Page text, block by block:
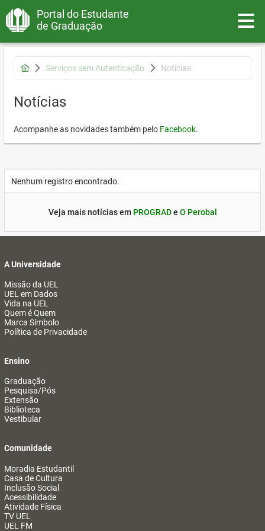
Portal do Estudante
de Graduação
Serviços sem Autenticação Notícias
Notícias
Acompanhe as novidades também pelo Facebook.
Nenhum registro encontrado.
Veja mais notícias em PROGRADe O Perobal
A Universidade
Missão da UEL
UEL em Dados
Vida na UEL
Quem é Quem
Marca Símbolo
Política de Privacidade
Ensino
Graduação
Pesquisa/Pós
Extensão
Biblioteca
Vestibular
Comunidade
Moradia Estudantil
Casa de Cultura
Inclusão Social
Acessibilidade
Atividade Física
TV UEL
UEL FM